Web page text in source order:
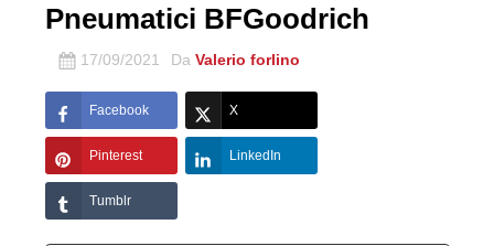
Pneumatici BFGoodrich
17/09/2021 Da Valerio forlino
Facebook X
Pinterest LinkedIn
Tumblr